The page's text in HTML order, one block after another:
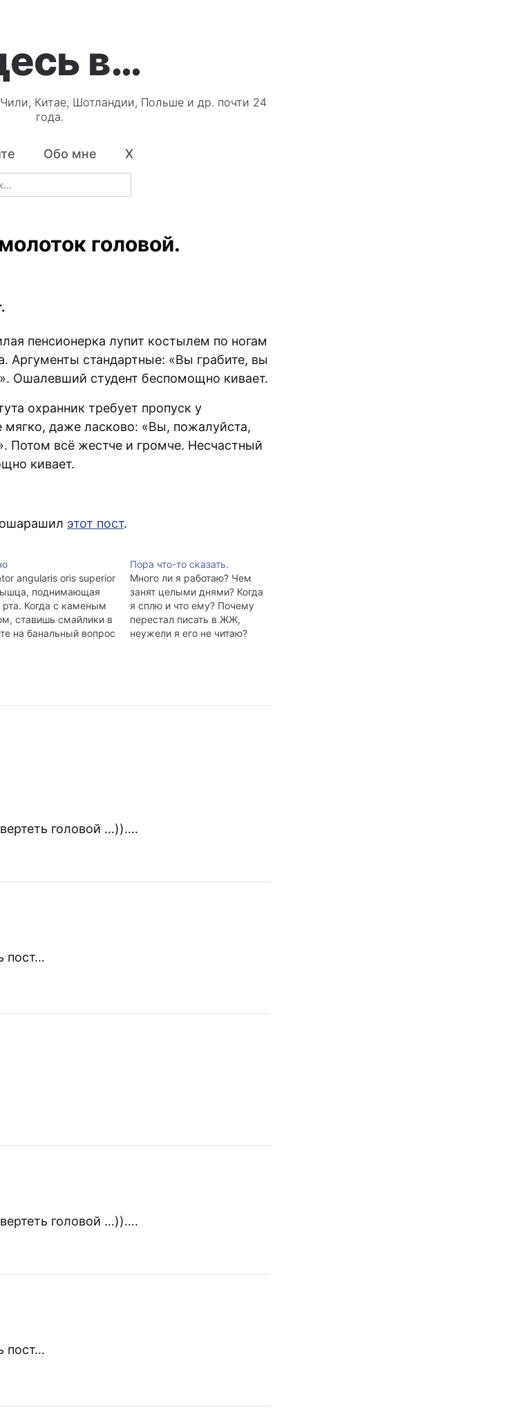
в…
Китае, Шотландии, Польше и др. почти 24
года.
Обо мне X
головой.
пенсионерка лупит костылем по ногам
Аргументы стандартные: «Вы грабите, вы
Ошалевший студент беспомощно кивает.
охранник требует пропуск у
мягко, даже ласково: «Вы, пожалуйста,
Потом всё жестче и громче. Несчастный
кивает.
этот пост.
angularis oris superior
поднимающая
рта. Когда с каменым
ставишь смайлики в
на банальный вопрос
Пора что-то сказать.
Много ли я работаю? Чем
занят целыми днями? Когда
я сплю и что ему? Почему
перестал писать в ЖЖ,
неужели я его не читаю?
головой …))….
пост…
головой …))….
пост…